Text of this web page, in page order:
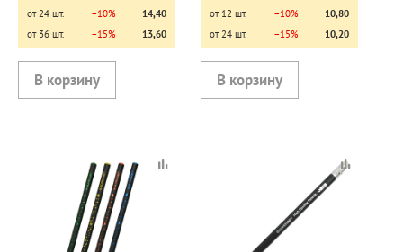
от 24 шт.
−10%
14,40
от 36 шт.
−15% 13,60
от 12 шт.
−10%
10,80
от 24 шт.
−15% 10,20